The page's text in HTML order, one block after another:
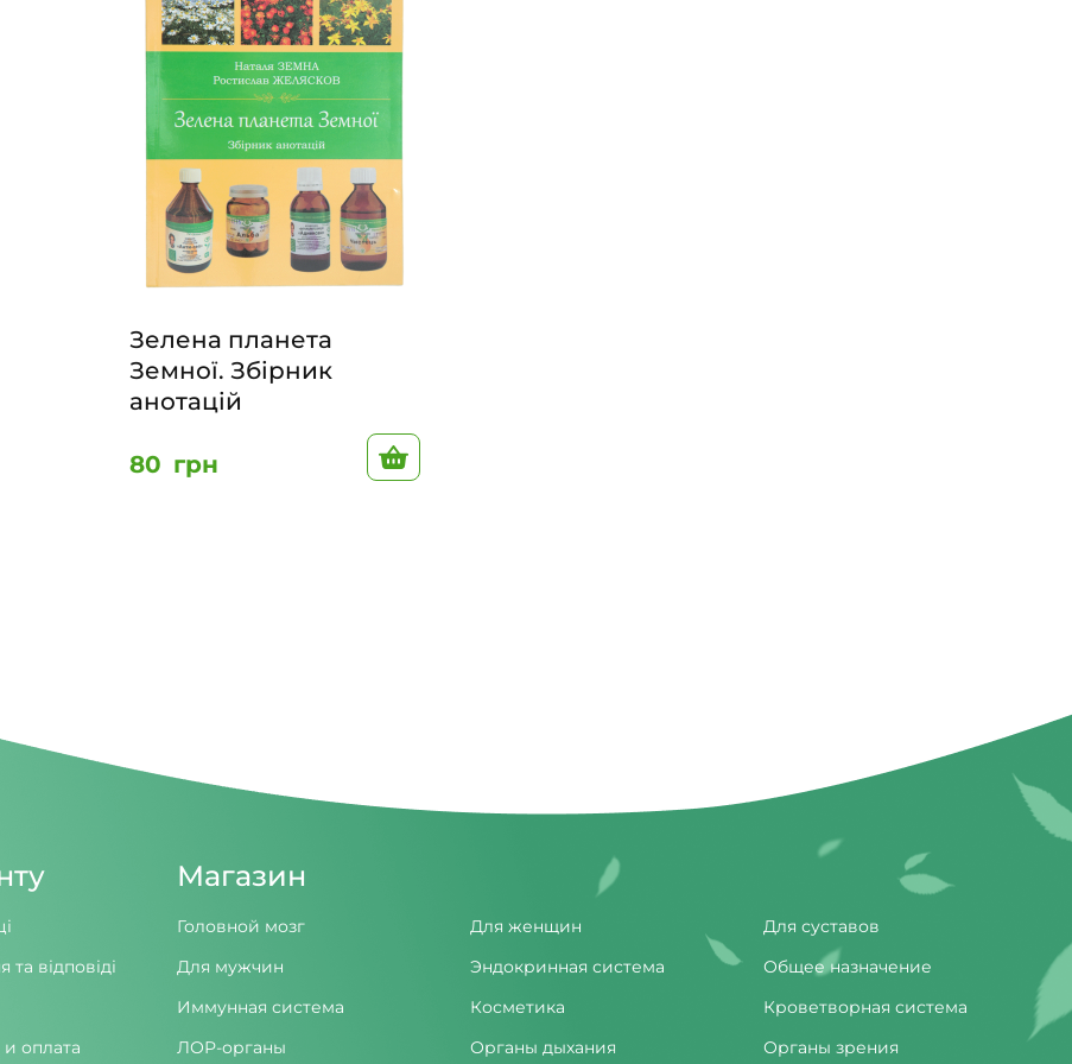
Зелена планета
Земної. Збірник
анотацій
80 грн
та відповіді
оплата
Магазин
Головной мозг Для женщин
Для суставов
Для мужчин
Эндокринная система
Общее назначение
Иммунная система
Косметика
Кроветворная система
ЛОР-органы
Органы дыхания Органы зрения